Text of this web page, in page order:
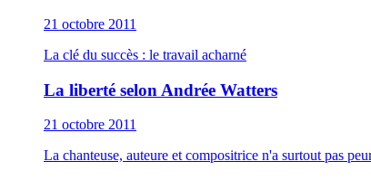
21 octobre 2011
La clé du succès : le travail acharné
La liberté selon Andrée Watters
21 octobre 2011
La chanteuse, auteure et compositrice n'a surtout pas